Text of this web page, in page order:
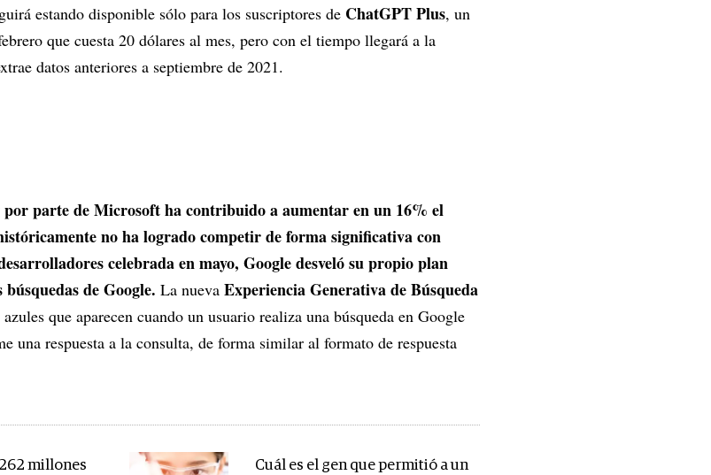
estando disponible sólo para los suscriptores de ChatGPT Plus, un
que cuesta 20 dólares al mes, pero con el tiempo llegará a la
datos anteriores a septiembre de 2021.
parte de Microsoft ha contribuido a aumentar en un 16% el
no ha logrado competir de forma significativa con
celebrada en mayo, Google desveló su propio plan
de Google. La nueva Experiencia Generativa de Búsqueda
que aparecen cuando un usuario realiza una búsqueda en Google
una respuesta a la consulta, de forma similar al formato de respuesta
millones
Cuál es el gen que permitió a un